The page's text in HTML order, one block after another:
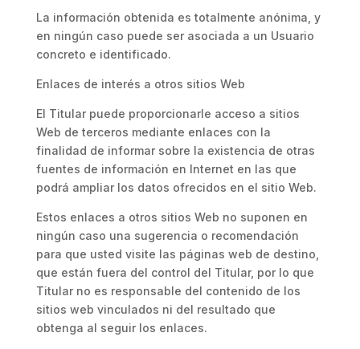
La información obtenida es totalmente anónima, y
en ningún caso puede ser asociada a un Usuario
concreto e identificado.
Enlaces de interés a otros sitios Web
El Titular puede proporcionarle acceso a sitios
Web de terceros mediante enlaces con la
finalidad de informar sobre la existencia de otras
fuentes de información en Internet en las que
podrá ampliar los datos ofrecidos en el sitio Web.
Estos enlaces a otros sitios Web no suponen en
ningún caso una sugerencia o recomendación
para que usted visite las páginas web de destino,
que están fuera del control del Titular, por lo que
Titular no es responsable del contenido de los
sitios web vinculados ni del resultado que
obtenga al seguir los enlaces.